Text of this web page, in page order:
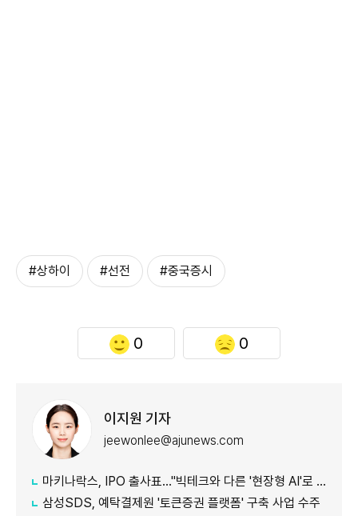
#상하이 #선전 #중국증시
0 0
이지원 기자
jeewonlee@ajunews.com
마키나락스, IPO 출사표…"빅테크와 다른 '현장형 AI'로 승부"
삼성SDS, 예탁결제원 '토큰증권 플랫폼' 구축 사업 수주